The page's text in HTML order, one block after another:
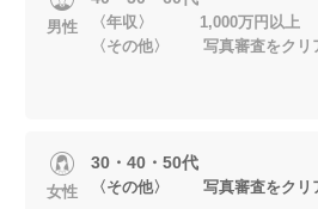
男性
〈年収〉 1,000万円以上
〈その他〉 写真審査をクリ
女性
30・40・50代
〈その他〉 写真審査をクリ